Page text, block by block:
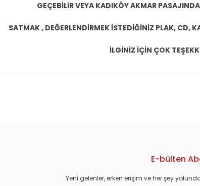
GEÇEBİLİR VEYA KADIKÖY AKMAR
SATMAK , DEĞERLENDİRMEK İSTEDİĞİNİZ PLAK, CD,
İLGİNİZ İÇİN ÇOK
E-bülten
Yeni gelenler, erken erişim ve her şey